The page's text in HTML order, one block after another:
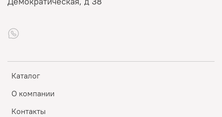
Каталог
О компании
Контакты